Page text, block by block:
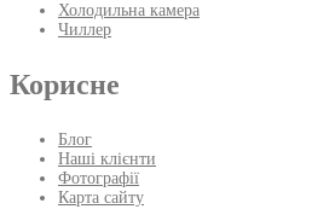
Холодильна камера
Чиллер
Корисне
Блог
Наші клієнти
Фотографії
Карта сайту